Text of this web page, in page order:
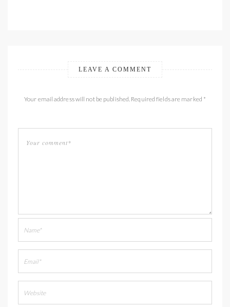
LEAVE A COMMENT
Your email address will not be published. Required fields are marked *